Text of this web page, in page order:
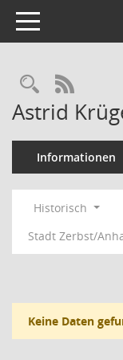
Toggle navigation
RSS-
Astrid
Informationen
Historisch
Stadt Zerbst/
Keine Daten